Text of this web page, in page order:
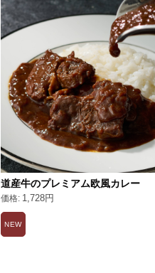
道産牛のプレミアム欧風カレー
1,728円
NEW